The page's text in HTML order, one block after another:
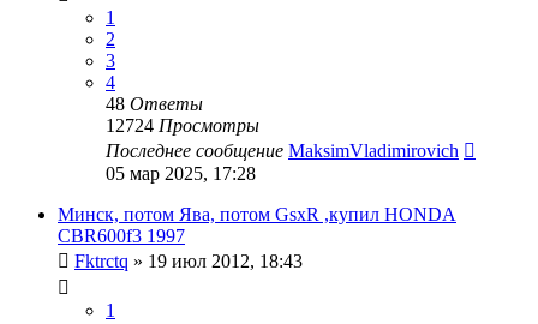
1
2
3
4
48 Ответы
12724 Просмотры
Последнее сообщение MaksimVladimirovich
05 мар 2025, 17:28
Минск, потом Ява, потом GsxR ,купил HONDA
CBR600f3 1997
Fktrctq » 19 июл 2012, 18:43
1